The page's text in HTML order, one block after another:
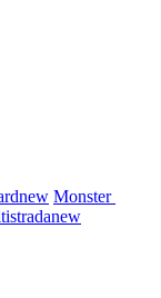
new Monster
new